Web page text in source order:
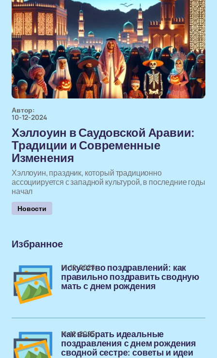
Автор:
10-12-2024
Хэллоуин в Саудовской Аравии:
Традиции и Современные
Изменения
Хэллоуин, праздник, который традиционно
ассоциируется с западной культурой, в последние годы
начал
Новости
Избранное
Искусство поздравлений: как
правильно поздравить сводную
мать с днем рождения
11-12-2025
Как выбрать идеальные
поздравления с днем рождения
сводной сестре: советы и идеи
11-12-2025